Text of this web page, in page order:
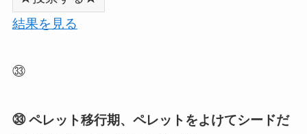
結果を見る
㉝
㉝ ペレット移行期、ペレットをよけてシードだ